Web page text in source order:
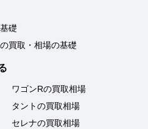
礎
買取・相場の基礎
ワゴンRの買取相場
タントの買取相場
セレナの買取相場